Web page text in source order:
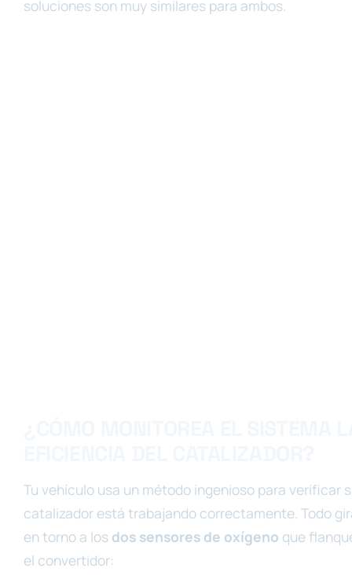
soluciones son muy similares para ambos.
Tu vehículo usa un método ingenioso para verificar
catalizador está trabajando correctamente. Todo
en torno a los dos sensores de oxígeno que
el convertidor: